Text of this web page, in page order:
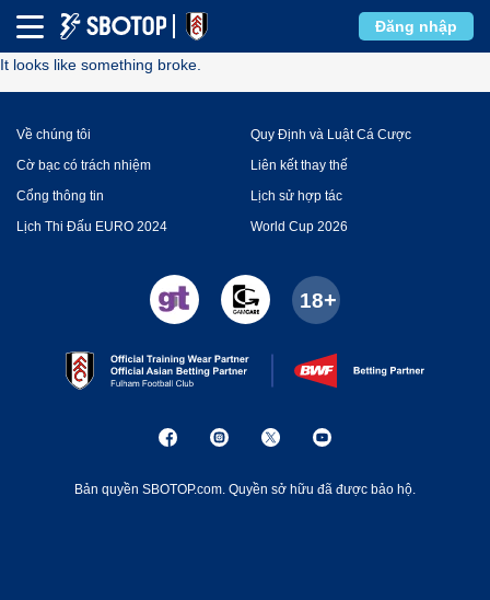
Đăng nhập
Error
It looks like something broke.
Về chúng tôi
Quy Định và Luật Cá Cược
Cờ bạc có trách nhiệm
Liên kết thay thế
Cổng thông tin
Lịch sử hợp tác
Lịch Thi Đấu EURO 2024
World Cup 2026
Bản quyền SBOTOP.com. Quyền sở hữu đã được bảo hộ.